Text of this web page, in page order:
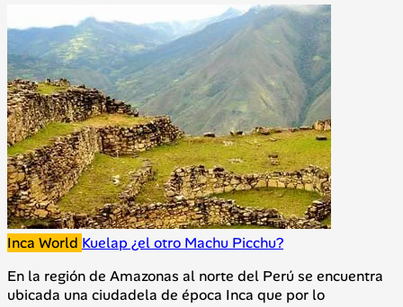
Inca World Kuelap ¿el otro Machu Picchu?
En la región de Amazonas al norte del Perú se encuentra
ubicada una ciudadela de época Inca que por lo